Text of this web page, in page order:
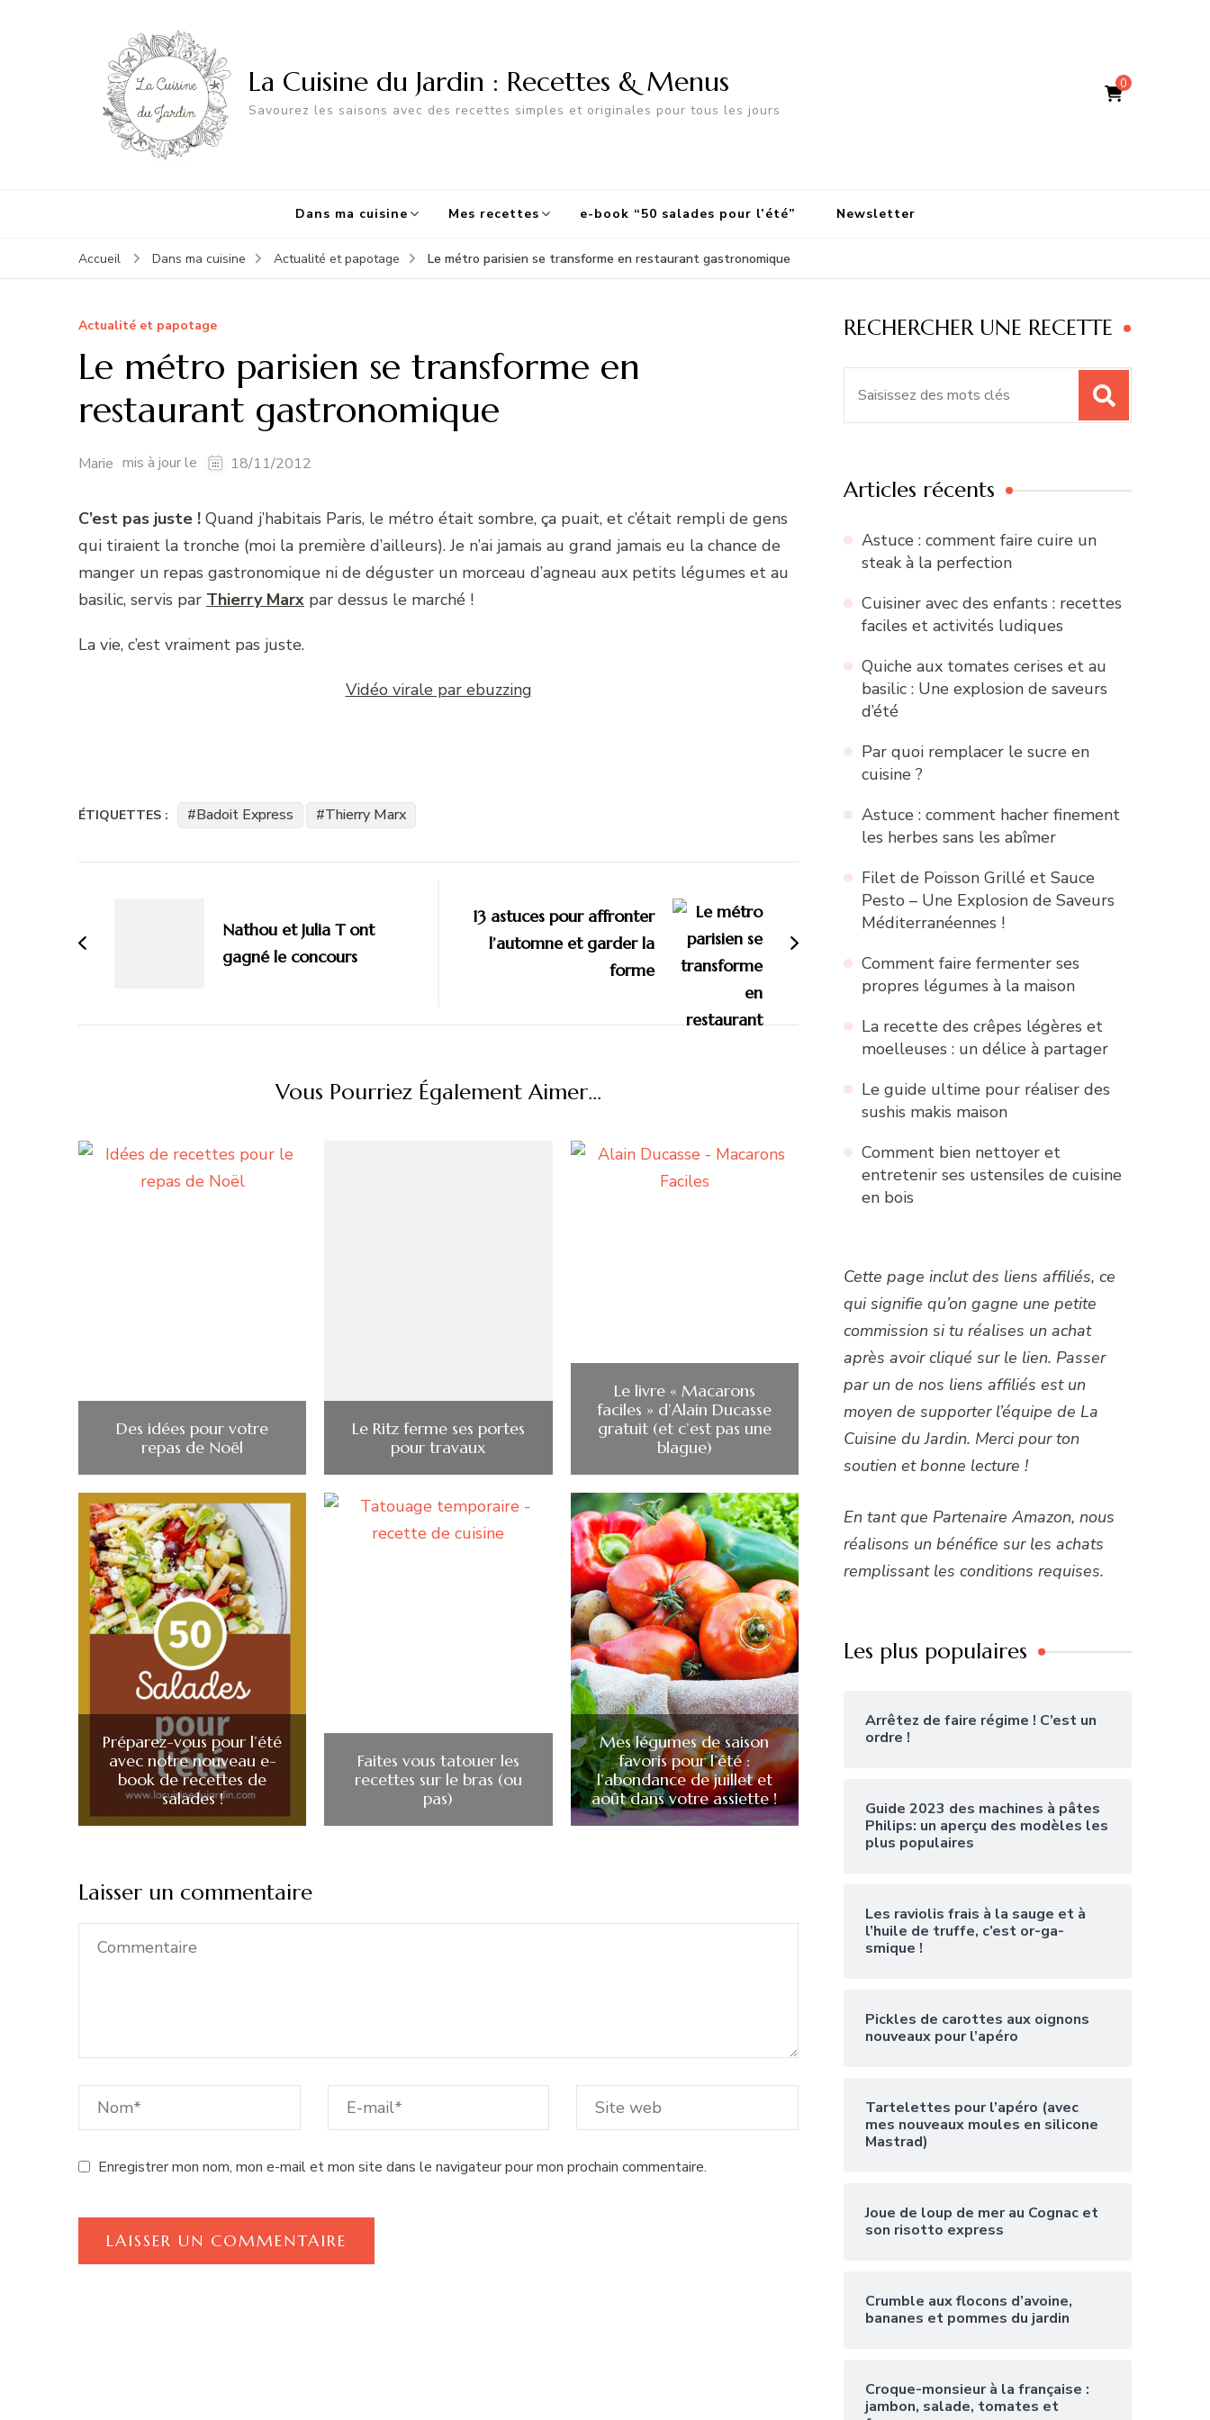
0
La Cuisine du Jardin : Recettes & Menus
Savourez les saisons avec des recettes simples et originales pour tous les jours
Dans ma cuisine Mes recettes e-book “50 salades pour l’été” Newsletter
Accueil Dans ma cuisine Actualité et papotage Le métro parisien se transforme en restaurant gastronomique
Actualité et papotage
Le métro parisien se transforme en
restaurant gastronomique
Marie mis à jour le 18/11/2012
C’est pas juste ! Quand j’habitais Paris, le métro était sombre, ça puait, et c’était rempli de gens
qui tiraient la tronche (moi la première d’ailleurs). Je n’ai jamais au grand jamais eu la chance de
manger un repas gastronomique ni de déguster un morceau d’agneau aux petits légumes et au
basilic, servis par Thierry Marx par dessus le marché !
La vie, c’est vraiment pas juste.
Vidéo virale par ebuzzing
ÉTIQUETTES : Badoit Express Thierry Marx
Nathou et Julia T ont
gagné le concours
13 astuces pour affronter
l’automne et garder la
forme
Vous Pourriez Également Aimer...
Des idées pour votre
repas de Noël
Le Ritz ferme ses portes
pour travaux
Le livre « Macarons
faciles » d’Alain Ducasse
gratuit (et c’est pas une
blague)
Préparez-vous pour l’été
avec notre nouveau e-
book de recettes de
salades !
Faites vous tatouer les
recettes sur le bras (ou
pas)
Mes légumes de saison
favoris pour l’été :
l’abondance de juillet et
août dans votre assiette !
Laisser un commentaire
Enregistrer mon nom, mon e-mail et mon site dans le navigateur pour mon prochain commentaire.
RECHERCHER UNE RECETTE
Articles récents
Astuce : comment faire cuire un
steak à la perfection
Cuisiner avec des enfants : recettes
faciles et activités ludiques
Quiche aux tomates cerises et au
basilic : Une explosion de saveurs
d’été
Par quoi remplacer le sucre en
cuisine ?
Astuce : comment hacher finement
les herbes sans les abîmer
Filet de Poisson Grillé et Sauce
Pesto – Une Explosion de Saveurs
Méditerranéennes !
Comment faire fermenter ses
propres légumes à la maison
La recette des crêpes légères et
moelleuses : un délice à partager
Le guide ultime pour réaliser des
sushis makis maison
Comment bien nettoyer et
entretenir ses ustensiles de cuisine
en bois
Cette page inclut des liens affiliés, ce
qui signifie qu’on gagne une petite
commission si tu réalises un achat
après avoir cliqué sur le lien. Passer
par un de nos liens affiliés est un
moyen de supporter l’équipe de La
Cuisine du Jardin. Merci pour ton
soutien et bonne lecture !
En tant que Partenaire Amazon, nous
réalisons un bénéfice sur les achats
remplissant les conditions requises.
Les plus populaires
Arrêtez de faire régime ! C’est un
ordre !
Guide 2023 des machines à pâtes
Philips: un aperçu des modèles les
plus populaires
Les raviolis frais à la sauge et à
l’huile de truffe, c’est or-ga-
smique !
Pickles de carottes aux oignons
nouveaux pour l’apéro
Tartelettes pour l’apéro (avec
mes nouveaux moules en silicone
Mastrad)
Joue de loup de mer au Cognac et
son risotto express
Crumble aux flocons d’avoine,
bananes et pommes du jardin
Croque-monsieur à la française :
jambon, salade, tomates et